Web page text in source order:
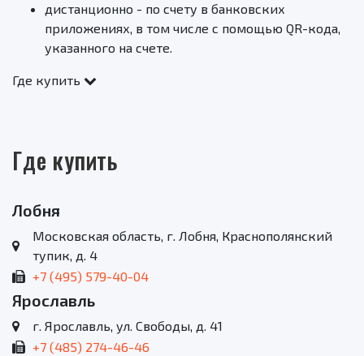
дистанционно - по счету в банковских
приложениях, в том числе с помощью QR-кода,
указанного на счете.
Где купить
Где купить
Лобня
Московская область, г. Лобня, Краснополянский
тупик, д. 4
+7 (495) 579-40-04
Ярославль
г. Ярославль, ул. Свободы, д. 41
+7 (485) 274-46-46